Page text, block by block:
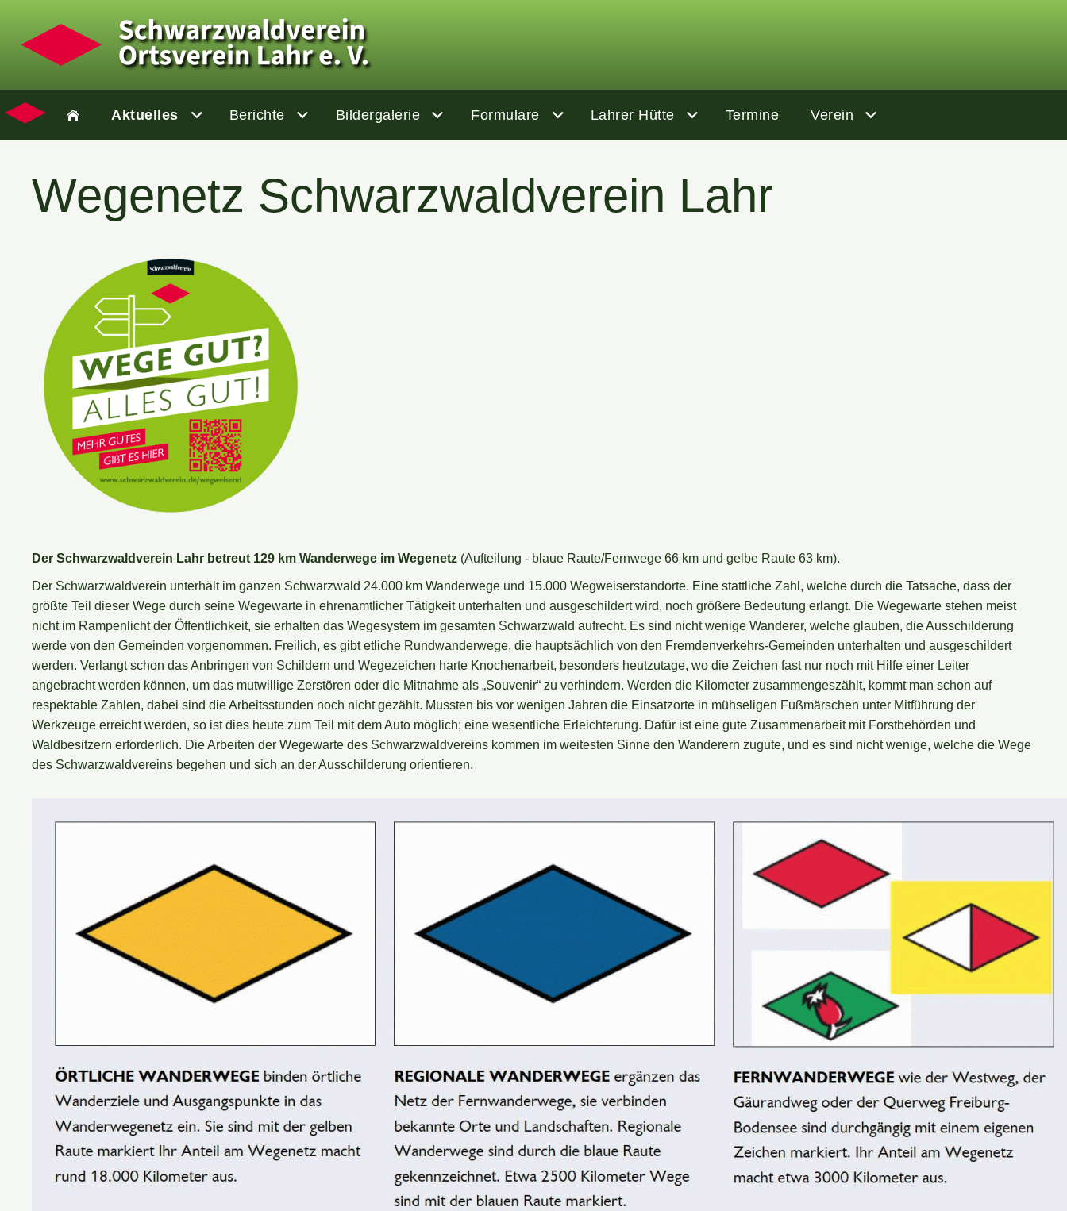
Aktuelles Berichte Bildergalerie Formulare Lahrer Hütte Termine Verein
Wegenetz Schwarzwaldverein Lahr
Der Schwarzwaldverein Lahr betreut 129 km Wanderwege im Wegenetz (Aufteilung - blaue Raute/Fernwege 66 km und gelbe Raute 63 km).
Der Schwarzwaldverein unterhält im ganzen Schwarzwald 24.000 km Wanderwege und 15.000 Wegweiserstandorte. Eine stattliche Zahl, welche durch die Tatsache, dass der
größte Teil dieser Wege durch seine Wegewarte in ehrenamtlicher Tätigkeit unterhalten und ausgeschildert wird, noch größere Bedeutung erlangt. Die Wegewarte stehen meist
nicht im Rampenlicht der Öffentlichkeit, sie erhalten das Wegesystem im gesamten Schwarzwald aufrecht. Es sind nicht wenige Wanderer, welche glauben, die Ausschilderung
werde von den Gemeinden vorgenommen. Freilich, es gibt etliche Rundwanderwege, die hauptsächlich von den Fremdenverkehrs-Gemeinden unterhalten und ausgeschildert
werden. Verlangt schon das Anbringen von Schildern und Wegezeichen harte Knochenarbeit, besonders heutzutage, wo die Zeichen fast nur noch mit Hilfe einer Leiter
angebracht werden können, um das mutwillige Zerstören oder die Mitnahme als „Souvenir“ zu verhindern. Werden die Kilometer zusammengeszählt, kommt man schon auf
respektable Zahlen, dabei sind die Arbeitsstunden noch nicht gezählt. Mussten bis vor wenigen Jahren die Einsatzorte in mühseligen Fußmärschen unter Mitführung der
Werkzeuge erreicht werden, so ist dies heute zum Teil mit dem Auto möglich; eine wesentliche Erleichterung. Dafür ist eine gute Zusammenarbeit mit Forstbehörden und
Waldbesitzern erforderlich. Die Arbeiten der Wegewarte des Schwarzwaldvereins kommen im weitesten Sinne den Wanderern zugute, und es sind nicht wenige, welche die Wege
des Schwarzwaldvereins begehen und sich an der Ausschilderung orientieren.